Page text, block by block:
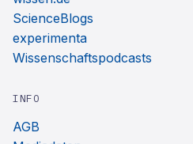
ScienceBlogs
experimenta
Wissenschaftspodcasts
INFO
AGB